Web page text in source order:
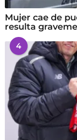
Mujer cae de
resulta
4